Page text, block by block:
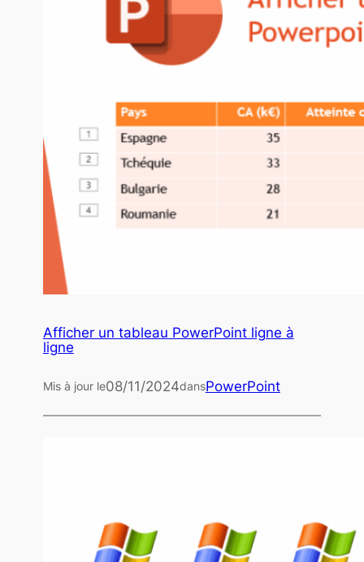
Afficher un tableau PowerPoint ligne à
ligne
Mis à jour le08/11/2024dansPowerPoint